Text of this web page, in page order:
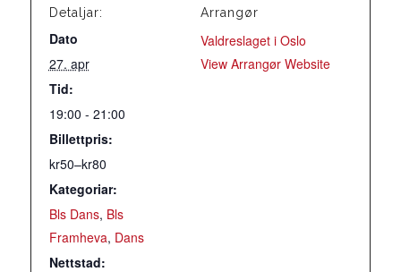
Detaljar:
Dato
27. apr
Tid:
19:00 - 21:00
Billettpris:
kr50–kr80
Kategoriar:
Bls Dans, Bls
Framheva, Dans
Nettstad:
Arrangør
Valdreslaget i Oslo
View Arrangør Website